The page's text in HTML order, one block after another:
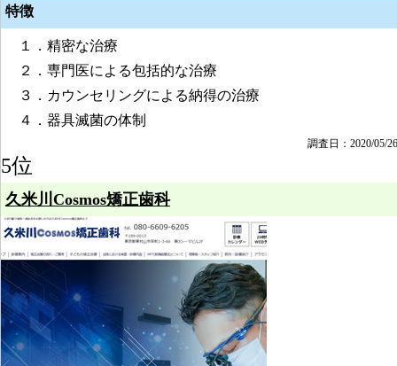
特徴
１．精密な治療
２．専門医による包括的な治療
３．カウンセリングによる納得の治療
４．器具滅菌の体制
調査日：2020/05/26
5位
久米川Cosmos矯正歯科